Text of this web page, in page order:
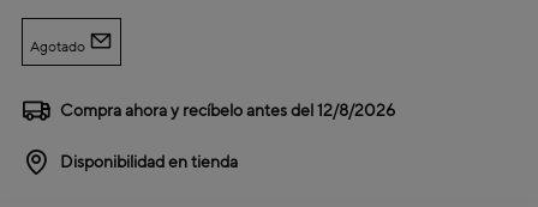
Agotado
Compra ahora y recíbelo antes del12/8/2026
Disponibilidad en tienda